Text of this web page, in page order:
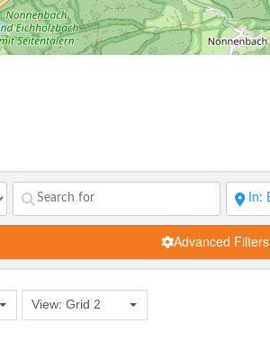
Advanced Filters
View: Grid 2